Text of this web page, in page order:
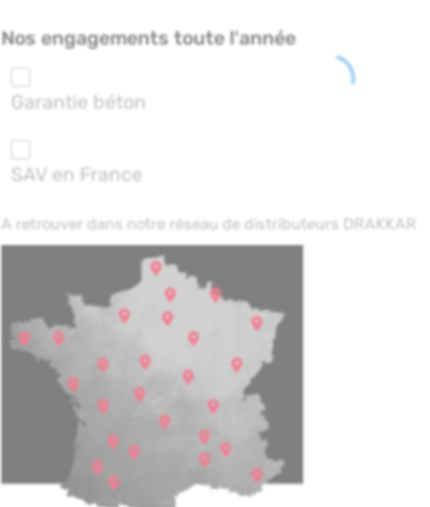
Nos engagements toute l'année
Garantie béton
SAV en France
A retrouver dans notre réseau de distributeurs DRAKKAR